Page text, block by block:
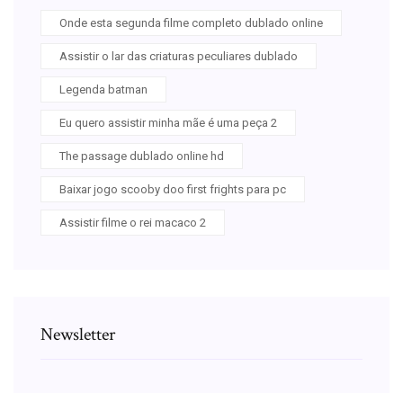
Onde esta segunda filme completo dublado online
Assistir o lar das criaturas peculiares dublado
Legenda batman
Eu quero assistir minha mãe é uma peça 2
The passage dublado online hd
Baixar jogo scooby doo first frights para pc
Assistir filme o rei macaco 2
Newsletter